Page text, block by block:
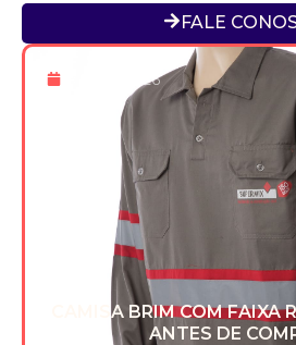
FALE
8 De Jul 2026
CAMISA BRIM COM FAIXA
ANTES DE